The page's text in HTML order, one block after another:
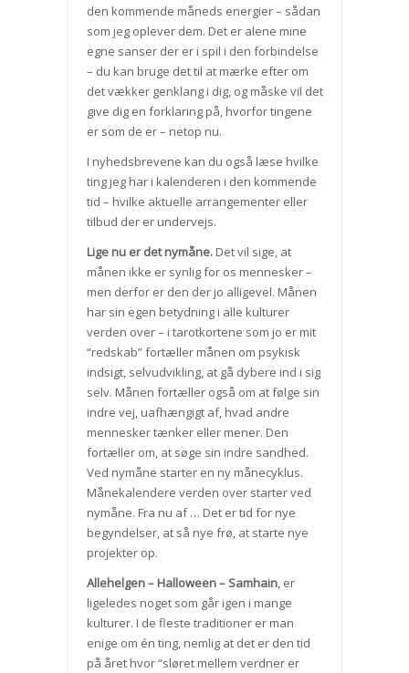
den kommende måneds energier – sådan
som jeg oplever dem. Det er alene mine
egne sanser der er i spil i den forbindelse
– du kan bruge det til at mærke efter om
det vækker genklang i dig, og måske vil det
give dig en forklaring på, hvorfor tingene
er som de er – netop nu.
I nyhedsbrevene kan du også læse hvilke
ting jeg har i kalenderen i den kommende
tid – hvilke aktuelle arrangementer eller
tilbud der er undervejs.
Lige nu er det nymåne.Det vil sige, at
månen ikke er synlig for os mennesker –
men derfor er den der jo alligevel. Månen
har sin egen betydning i alle kulturer
verden over – i tarotkortene som jo er mit
“redskab” fortæller månen om psykisk
indsigt, selvudvikling, at gå dybere ind i sig
selv. Månen fortæller også om at følge sin
indre vej, uafhængigt af, hvad andre
mennesker tænker eller mener. Den
fortæller om, at søge sin indre sandhed.
Ved nymåne starter en ny månecyklus.
Månekalendere verden over starter ved
nymåne. Fra nu af … Det er tid for nye
begyndelser, at så nye frø, at starte nye
projekter op.
Allehelgen – Halloween – Samhain, er
ligeledes noget som går igen i mange
kulturer. I de fleste traditioner er man
enige om én ting, nemlig at det er den tid
på året hvor “sløret mellem verdner er